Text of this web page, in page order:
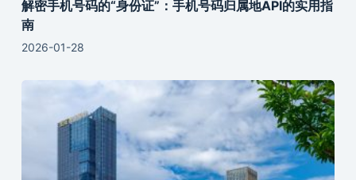
解密手机号码的“身份证”：手机号码归属地API的实用指
南
2026-01-28